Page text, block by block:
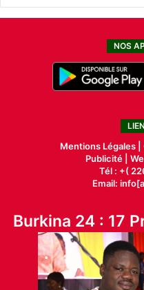
NOS
Mentions Légales |
Publicité|
Tél : +(
Email:
Burkina 24 : 17